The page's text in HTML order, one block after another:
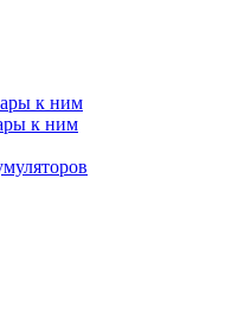
к ним
к ним